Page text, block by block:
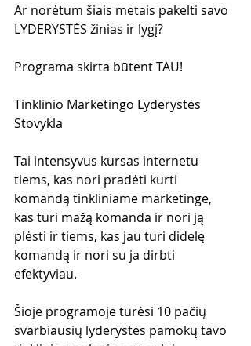
Ar norėtum šiais metais pakelti savo
LYDERYSTĖS žinias ir lygį?
Programa skirta būtent TAU!
Tinklinio Marketingo Lyderystės
Stovykla
Tai intensyvus kursas internetu
tiems, kas nori pradėti kurti
komandą tinkliniame marketinge,
kas turi mažą komanda ir nori ją
plėsti ir tiems, kas jau turi didelę
komandą ir nori su ja dirbti
efektyviau.
Šioje programoje turėsi 10 pačių
svarbiausių lyderystės pamokų tavo